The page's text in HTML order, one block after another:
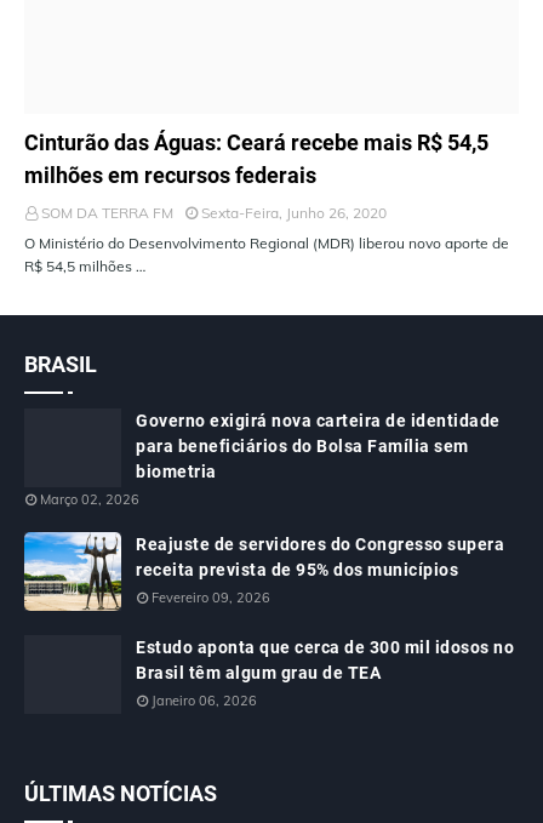
ÚLTIMAS NOTÍCIAS
Cinturão das Águas: Ceará recebe mais R$ 54,5
milhões em recursos federais
SOM DA TERRA FM
Sexta-Feira, Junho 26, 2020
O Ministério do Desenvolvimento Regional (MDR) liberou novo aporte de
R$ 54,5 milhões …
BRASIL
Governo exigirá nova carteira de identidade
para beneficiários do Bolsa Família sem
biometria
Março 02, 2026
Reajuste de servidores do Congresso supera
receita prevista de 95% dos municípios
Fevereiro 09, 2026
Estudo aponta que cerca de 300 mil idosos no
Brasil têm algum grau de TEA
Janeiro 06, 2026
ÚLTIMAS NOTÍCIAS